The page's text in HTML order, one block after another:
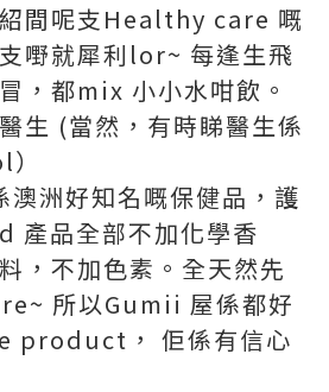
間呢支Healthy care 嘅
嘢就犀利lor~ 每逢生飛
，都mix 小小水咁飲。
生 (當然，有時睇醫生係
洲好知名嘅保健品，護
產品全部不加化學香
，不加色素。全天然先
所以Gumii 屋係都好
product， 佢係有信心